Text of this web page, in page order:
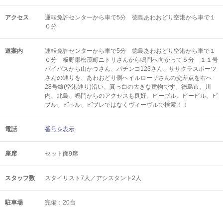
アクセス
運転免許センターから車で5分 徳島あわおどり空港から車で１
０分
道案内
運転免許センターから車で5分 徳島あわおどり空港から車で１
０分 板野郡松茂町ニトリさんから鳴門へ向かって５分 １１号
バイパスから山かつさん、パチンコ123さん、ササクラスポーツ
さんの通りを、あわおどり側へイルローザさんの交差点を右へ
28号線(空港通り)沿い、真っ白の大きな建物です。徳島市、川
内、北島、鳴門からのアクセスも良好。ビーブル、ビービル、ビ
ブル、ビベル、ビブレではなくヴィーヴルで検索！！
電話 番号を表示
座席 セット面9席
スタッフ数 スタイリスト7人／アシスタント2人
駐車場 完備：20台